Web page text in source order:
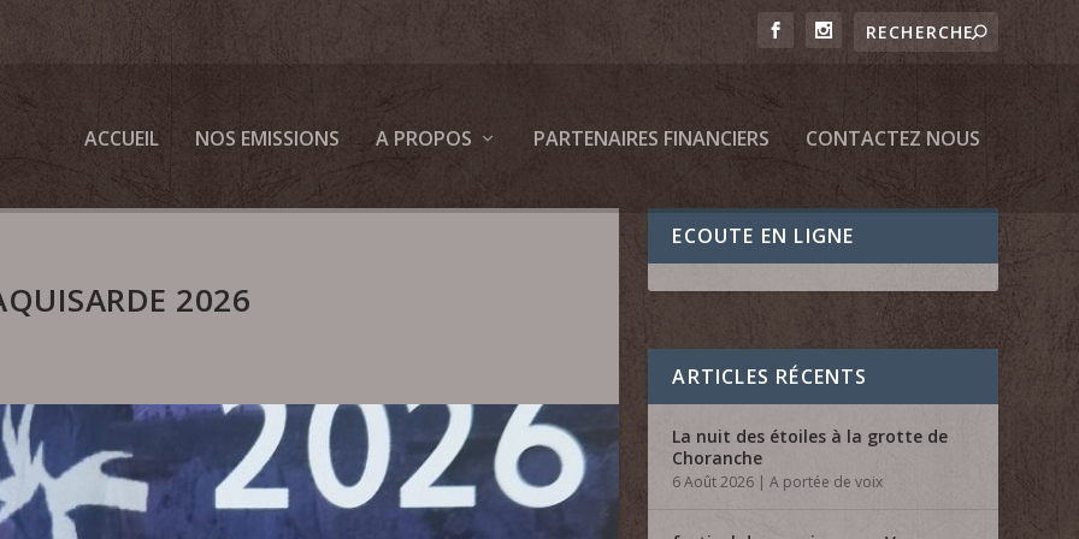
ACCUEIL NOS EMISSIONS A PROPOS PARTENAIRES FINANCIERS CONTACTEZ NOUS
2026
ECOUTE EN LIGNE
ARTICLES RÉCENTS
La nuit des étoiles à la grotte de
Choranche
6 Août 2026 |A portée de voix